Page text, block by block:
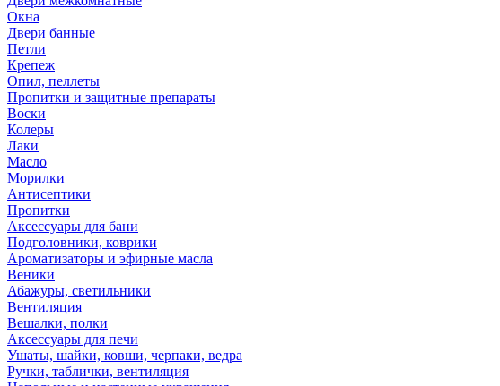
Окна
Двери банные
Петли
Крепеж
Опил, пеллеты
Пропитки и защитные препараты
Воски
Колеры
Лаки
Масло
Морилки
Антисептики
Пропитки
Аксессуары для бани
Подголовники, коврики
Ароматизаторы и эфирные масла
Веники
Абажуры, светильники
Вентиляция
Вешалки, полки
Аксессуары для печи
Ушаты, шайки, ковши, черпаки, ведра
Ручки, таблички, вентиляция